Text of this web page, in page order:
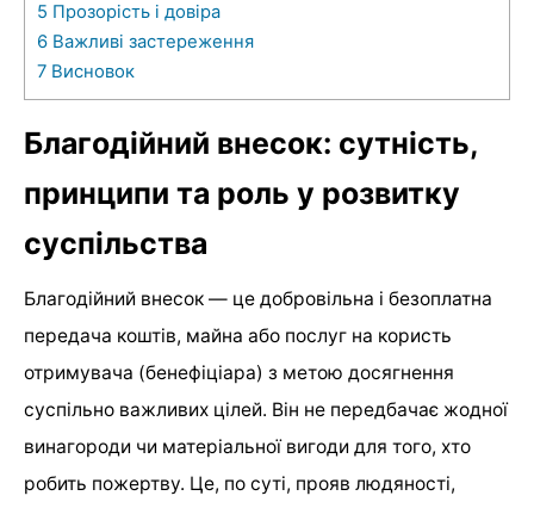
5 Прозорість і довіра
6 Важливі застереження
7 Висновок
Благодійний внесок: сутність,
принципи та роль у розвитку
суспільства
Благодійний внесок — це добровільна і безоплатна
передача коштів, майна або послуг на користь
отримувача (бенефіціара) з метою досягнення
суспільно важливих цілей. Він не передбачає жодної
винагороди чи матеріальної вигоди для того, хто
робить пожертву. Це, по суті, прояв людяності,